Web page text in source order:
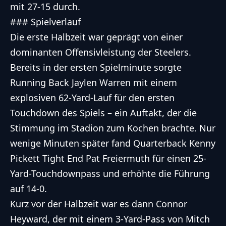
mit 27-15 durch.
### Spielverlauf
Die erste Halbzeit war geprägt von einer
dominanten Offensivleistung der Steelers.
Bereits in der ersten Spielminute sorgte
Running Back Jaylen Warren mit einem
explosiven 62-Yard-Lauf für den ersten
Touchdown des Spiels – ein Auftakt, der die
Stimmung im Stadion zum Kochen brachte. Nur
wenige Minuten später fand Quarterback Kenny
Pickett Tight End Pat Freiermuth für einen 25-
Yard-Touchdownpass und erhöhte die Führung
auf 14-0.
Kurz vor der Halbzeit war es dann Connor
Heyward, der mit einem 3-Yard-Pass von Mitch